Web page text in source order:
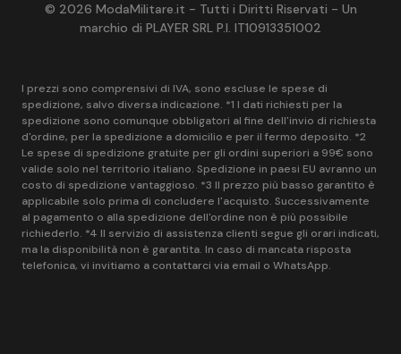
© 2026 ModaMilitare.it - Tutti i Diritti Riservati - Un
marchio di PLAYER SRL P.I. IT10913351002
I prezzi sono comprensivi di IVA, sono escluse le spese di
spedizione, salvo diversa indicazione. *1 I dati richiesti per la
spedizione sono comunque obbligatori al fine dell'invio di richiesta
d'ordine, per la spedizione a domicilio e per il fermo deposito. *2
Le spese di spedizione gratuite per gli ordini superiori a 99€ sono
valide solo nel territorio italiano. Spedizione in paesi EU avranno un
costo di spedizione vantaggioso. *3 Il prezzo più basso garantito è
applicabile solo prima di concludere l'acquisto. Successivamente
al pagamento o alla spedizione dell'ordine non è più possibile
richiederlo. *4 Il servizio di assistenza clienti segue gli orari indicati,
ma la disponibilità non è garantita. In caso di mancata risposta
telefonica, vi invitiamo a contattarci via email o WhatsApp.